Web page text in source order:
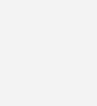
Pakete
die auch
und
einen Aufpreis
Modul